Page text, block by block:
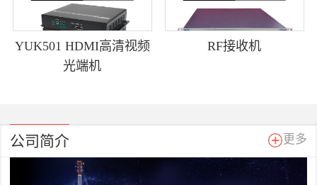
YUK501 HDMI高清视频
光端机
RF接收机
公司简介 更多